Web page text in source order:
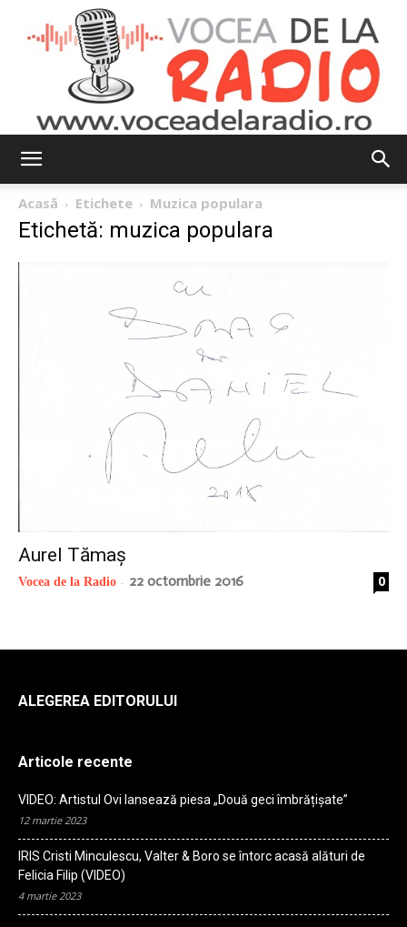
Acasă Etichete Muzica populara
Etichetă: muzica populara
Aurel Tămaș
Vocea de la Radio - 22 octombrie 2016 0
ALEGEREA EDITORULUI
Articole recente
VIDEO: Artistul Ovi lansează piesa „Două geci îmbrățișate”
12 martie 2023
IRIS Cristi Minculescu, Valter & Boro se întorc acasă alături de
Felicia Filip (VIDEO)
4 martie 2023